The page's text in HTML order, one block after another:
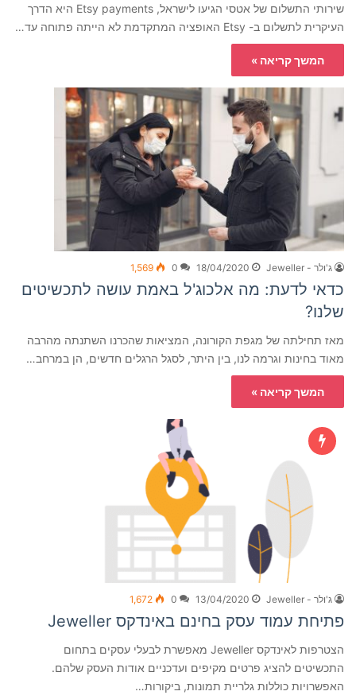
שירותי התשלום של אטסי הגיעו לישראל, Etsy payments היא הדרך
העיקרית לתשלום ב- Etsy האופציה המתקדמת לא הייתה פתוחה עד…
המשך קריאה »
ג'ולר - Jeweller 18/04/2020
0
1,569
כדאי לדעת: מה אלכוג'ל באמת עושה לתכשיטים
שלנו?
מאז תחילתה של מגפת הקורונה, המציאות שהכרנו השתנתה מהרבה
מאוד בחינות וגרמה לנו, בין היתר, לסגל הרגלים חדשים, הן במרחב…
המשך קריאה »
ג'ולר - Jeweller 13/04/2020
0
1,672
פתיחת עמוד עסק בחינם באינדקס Jeweller
הצטרפות לאינדקס Jeweller מאפשרת לבעלי עסקים בתחום
התכשיטים להציג פרטים מקיפים ועדכניים אודות העסק שלהם.
האפשרויות כוללות גלריית תמונות, ביקורות…